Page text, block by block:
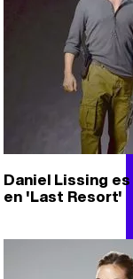
Daniel Lissing
en 'Last Resort'